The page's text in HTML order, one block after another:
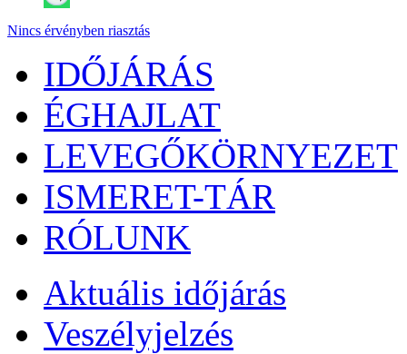
Nincs érvényben riasztás
IDŐJÁRÁS
ÉGHAJLAT
LEVEGŐKÖRNYEZET
ISMERET-TÁR
RÓLUNK
Aktuális időjárás
Veszélyjelzés